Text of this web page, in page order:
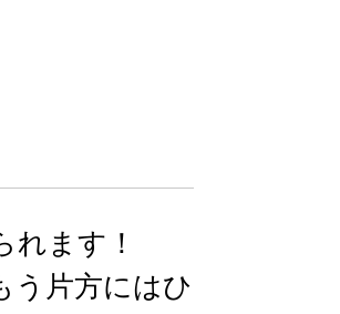
ます！
う片方にはひ